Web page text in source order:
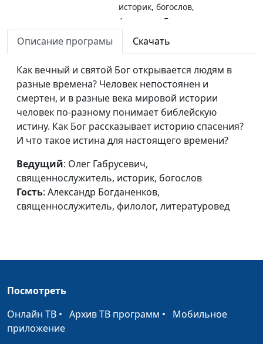
историк, богослов,
Александр Богданенков,
В поисках шалома
Олег Габрусевич,
священнослужитель,
историк, богослов,
Александр Богданенков,
священнослужитель,
филолог, литературовед
Как общаться с
мертвецами?
Олег Габрусевич,
священнослужитель,
историк, богослов,
Александр Богданенков,
Евангелие - добрая
Олег Габрусевич,
священнослужитель,
#142
Описание програмы Скачать
Как вечный и святой Бог открывается людям в
разные времена? Человек непостоянен и
смертен, и в разные века мировой истории
человек по-разному понимает библейскую
истину. Как Бог рассказывает историю спасения?
И что такое истина для настоящего времени?
Ведущий: Олег Габрусевич,
священнослужитель, историк, богослов
Гость: Александр Богданенков,
священнослужитель, филолог, литературовед
Посмотреть
Онлайн ТВ • Архив ТВ программ • Мобильное
приложение